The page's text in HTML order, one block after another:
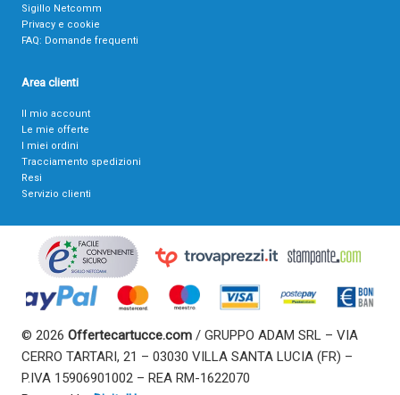
Sigillo Netcomm
Privacy e cookie
FAQ: Domande frequenti
Area clienti
Il mio account
Le mie offerte
I miei ordini
Tracciamento spedizioni
Resi
Servizio clienti
© 2026 Offertecartucce.com / GRUPPO ADAM SRL – VIA
CERRO TARTARI, 21 – 03030 VILLA SANTA LUCIA (FR) –
P.IVA 15906901002 – REA RM-1622070